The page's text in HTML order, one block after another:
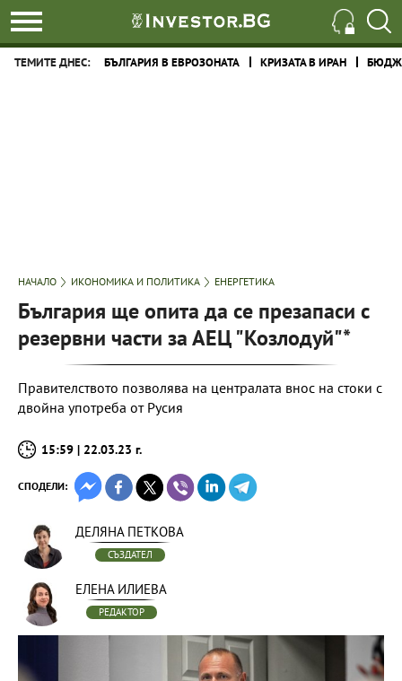
ТЕМИТЕ ДНЕС: БЪЛГАРИЯ В ЕВРОЗОНАТА КРИЗАТА В ИРАН
НАЧАЛО ИКОНОМИКА И ПОЛИТИКА ЕНЕРГЕТИКА
България ще опита да се презапаси с
резервни части за АЕЦ "Козлодуй"*
Правителството позволява на централата внос на стоки с
двойна употреба от Русия
15:59 | 22.03.23 г.
СПОДЕЛИ:
ДЕЛЯНА ПЕТКОВА
СЪЗДАТЕЛ
ЕЛЕНА ИЛИЕВА
РЕДАКТОР